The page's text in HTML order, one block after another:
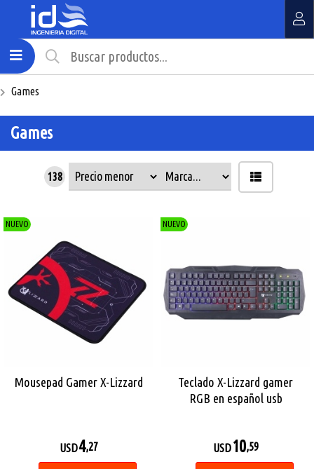
¿Tienes cupón de descuento?
Games
Games
138
NUEVO
Mousepad Gamer X-Lizzard
USD4,27
NUEVO
Teclado X-Lizzard gamer
RGB en español usb
USD10,59